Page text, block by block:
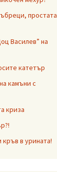
простата
Василев” на
катетър
камъни с
криза
в урината!